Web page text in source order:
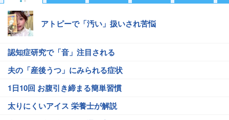
アトピーで「汚い」扱いされ苦悩
認知症研究で「音」注目される
夫の「産後うつ」にみられる症状
1日10回 お腹引き締まる簡単習慣
太りにくいアイス 栄養士が解説